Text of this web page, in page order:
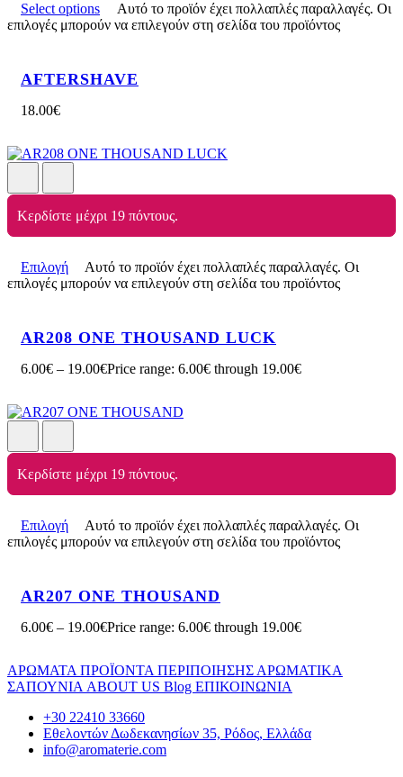
Select options
Αυτό το προϊόν έχει πολλαπλές παραλλαγές. Οι
επιλογές μπορούν να επιλεγούν στη σελίδα του προϊόντος
AFTERSHAVE
18.00€
Κερδίστε μέχρι 19 πόντους.
Επιλογή
Αυτό το προϊόν έχει πολλαπλές παραλλαγές. Οι
επιλογές μπορούν να επιλεγούν στη σελίδα του προϊόντος
AR208 ONE THOUSAND LUCK
6.00€ – 19.00€Price range: 6.00€ through 19.00€
Κερδίστε μέχρι 19 πόντους.
Επιλογή
Αυτό το προϊόν έχει πολλαπλές παραλλαγές. Οι
επιλογές μπορούν να επιλεγούν στη σελίδα του προϊόντος
AR207 ONE THOUSAND
6.00€ – 19.00€Price range: 6.00€ through 19.00€
ΑΡΩΜΑΤΑ ΠΡΟΪΟΝΤΑ ΠΕΡΙΠΟΙΗΣΗΣ ΑΡΩΜΑΤΙΚΑ
ΣΑΠΟΥΝΙΑ ABOUT US Blog ΕΠΙΚΟΙΝΩΝΙΑ
+30 22410 33660
Εθελοντών Δωδεκανησίων 35, Ρόδος, Ελλάδα
info@aromaterie.com